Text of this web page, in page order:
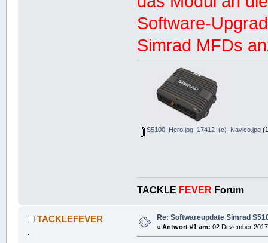
Software-
Simrad MFDs
S5100_Hero.jpg_17412_(c)_Navico.jpg
TACKLE FEVER Forum
TACKLEFEVER Re: Softwareupdate Simrad
« Antwort #1 am: 02 Dezember